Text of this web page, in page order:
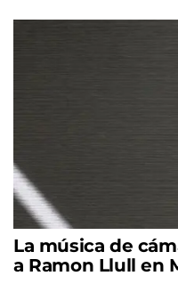
La música de
a Ramon Llull en